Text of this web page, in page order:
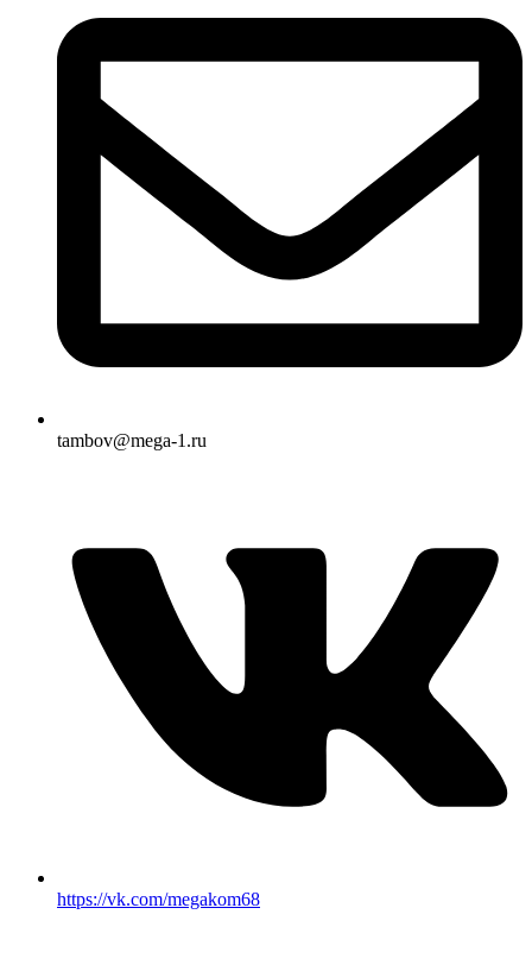
tambov@mega-1.ru
https://vk.com/megakom68